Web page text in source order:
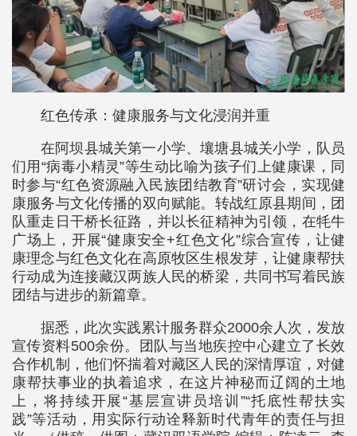
红色传承：健康服务与文化浸润并重
在阿坝县城关第一小学、壤塘县城关小学，队员
们用“病毒小精灵”等生动比喻为孩子们上健康课，同
时参与“红色资源融入民族团结教育”研讨会，实现健
康服务与文化传播的双向赋能。转战红原县期间，团
队重走日干桥长征路，并以长征精神为引领，在牦牛
广场上，开展“健康安全+红色文化”综合宣传，让健
康理念与红色文化在高原牧区生根发芽，让健康帮扶
行动成为连接藏汉两族人民的桥梁，共同书写着民族
团结与进步的新篇章。
据悉，此次实践累计服务群众2000余人次，发放
宣传资料500余份。团队与当地疾控中心建立了长效
合作机制，他们怀揣着对藏区人民的深情厚谊，对健
康帮扶事业的执着追求，在这片神秘而辽阔的土地
上，将持续开展“基层宣讲员培训”“托底性帮扶实
践”等活动，用实际行动诠释新时代青年的责任与担